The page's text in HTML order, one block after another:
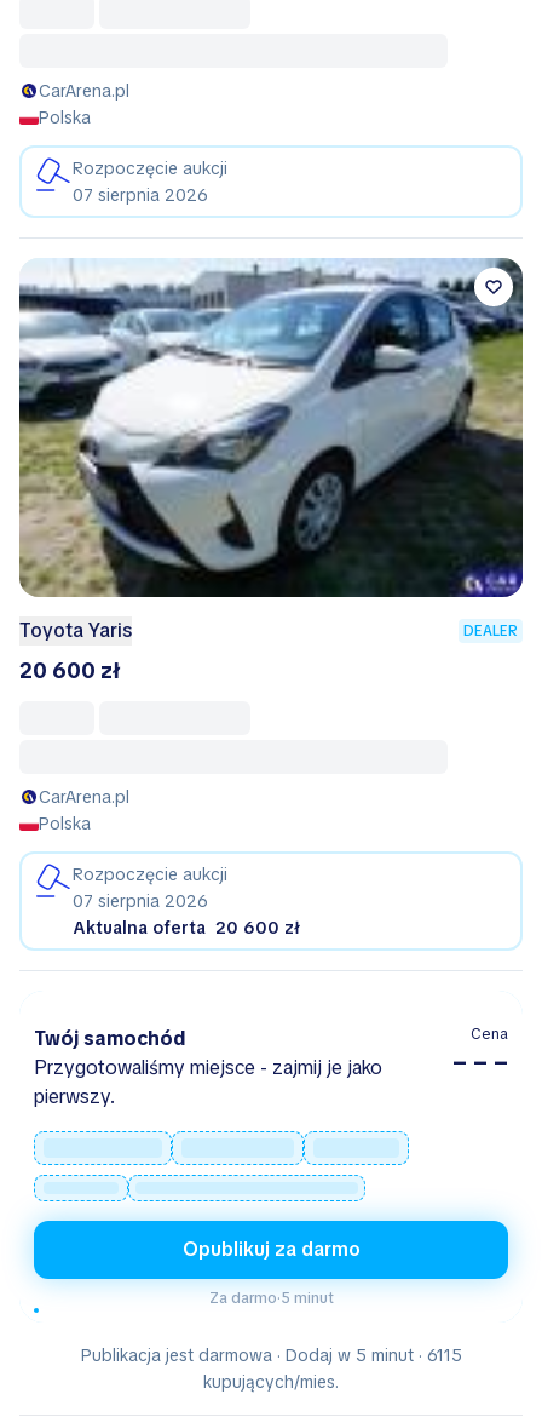
CarArena.pl
Polska
Rozpoczęcie aukcji
07 sierpnia 2026
Toyota Yaris DEALER
20 600 zł
CarArena.pl
Polska
Rozpoczęcie aukcji
07 sierpnia 2026
Aktualna oferta 20 600 zł
Twój samochód
Przygotowaliśmy miejsce - zajmij je jako
pierwszy.
Cena
– – –
Opublikuj za darmo
Za darmo·5 minut
Publikacja jest darmowa · Dodaj w 5 minut · 6115
kupujących/mies.